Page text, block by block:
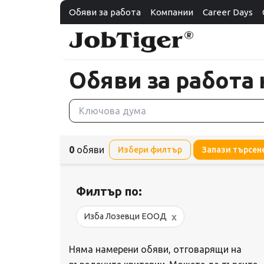
Обяви за работа Компании Career Days
Обяви за
0 обяви Избери филтър Запази
Филтър по:
Изба Лозевци ЕООД x
Няма намерени обяви, отговарящи на